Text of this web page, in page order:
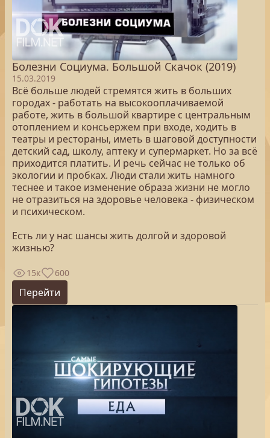
Болезни Социума. Большой Скачок (2019)
15.03.2019
Всё больше людей стремятся жить в больших
городах - работать на высокооплачиваемой
работе, жить в большой квартире с центральным
отоплением и консьержем при входе, ходить в
театры и рестораны, иметь в шаговой доступности
детский сад, школу, аптеку и супермаркет. Но за всё
приходится платить. И речь сейчас не только об
экологии и пробках. Люди стали жить намного
теснее и такое изменение образа жизни не могло
не отразиться на здоровье человека - физическом
и психическом.
Есть ли у нас шансы жить долгой и здоровой
жизнью?
15к 600
Перейти